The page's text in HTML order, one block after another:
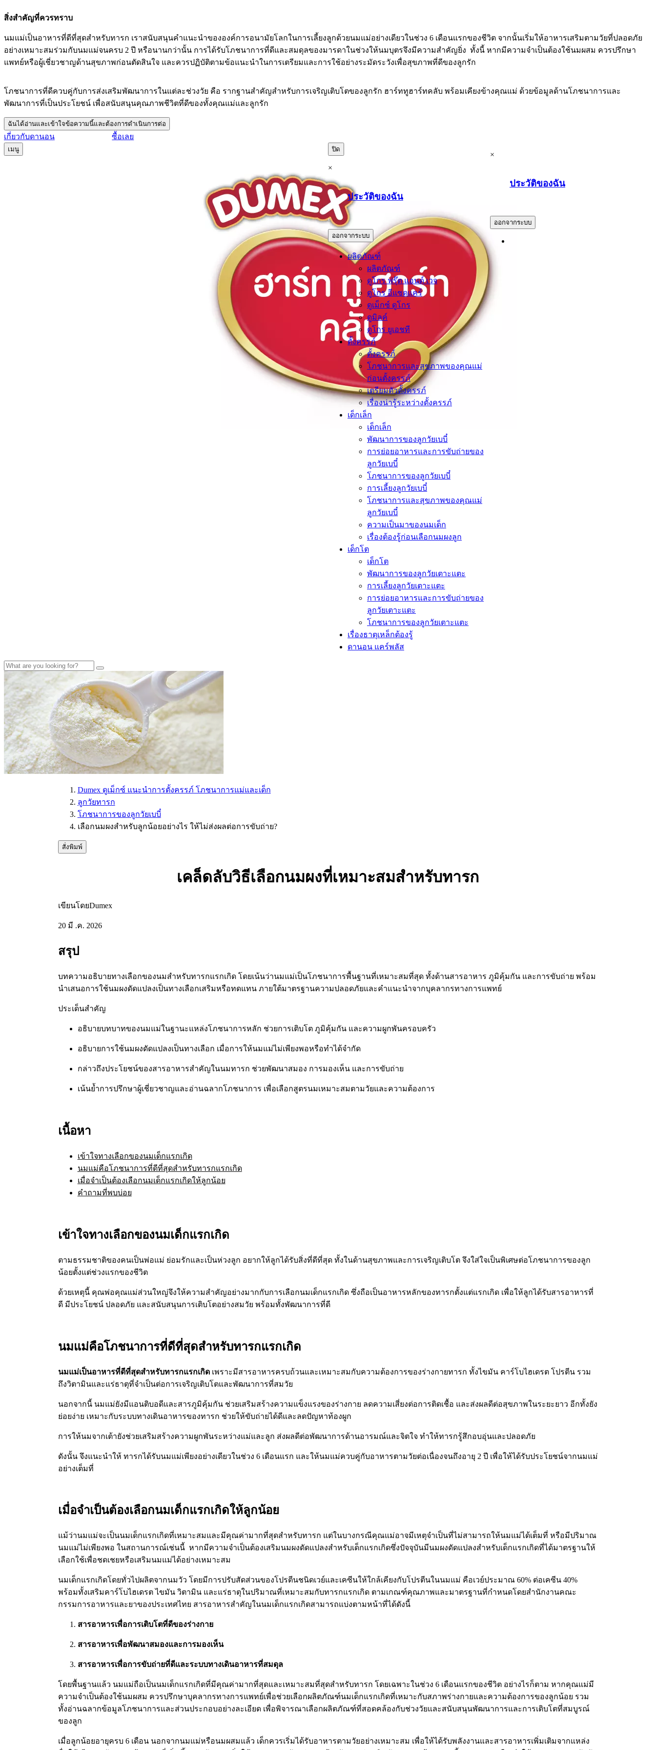
สิ่งสำคัญที่ควรทราบ
นมแม่เป็นอาหารที่ดีที่สุดสำหรับทารก เราสนับสนุนคำแนะนำขององค์การอนามัยโลกในการเลี้ยงลูกด้วยนมแม่อย่างเดียวในช่วง 6 เดือนแรกของชีวิต จากนั้นเริ่มให้อาหารเสริมตามวัยที่ปลอดภัย
อย่างเหมาะสมร่วมกับนมแม่จนครบ 2 ปี หรือนานกว่านั้น การได้รับโภชนาการที่ดีและสมดุลของมารดาในช่วงให้นมบุตรจึงมีความสำคัญยิ่ง ทั้งนี้ หากมีความจำเป็นต้องใช้นมผสม ควรปรึกษา
แพทย์หรือผู้เชี่ยวชาญด้านสุขภาพก่อนตัดสินใจ และควรปฏิบัติตามข้อแนะนำในการเตรียมและการใช้อย่างระมัดระวังเพื่อสุขภาพที่ดีของลูกรัก
โภชนาการที่ดีควบคู่กับการส่งเสริมพัฒนาการในแต่ละช่วงวัย คือ รากฐานสำคัญสำหรับการเจริญเติบโตของลูกรัก ฮาร์ททูฮาร์ทคลับ พร้อมเคียงข้างคุณแม่ ด้วยข้อมูลด้านโภชนาการและ
พัฒนาการที่เป็นประโยชน์ เพื่อสนับสนุนคุณภาพชีวิตที่ดีของทั้งคุณแม่และลูกรัก
ฉันได้อ่านและเข้าใจข้อความนี้และต้องการดำเนินการต่อ
เกี่ยวกับดานอน ซื้อเลย
เมนู ปิด
×
ประวัติของฉัน
.
ออกจากระบบ
ผลิตภัณฑ์
ผลิตภัณฑ์
ดูโกร ฟรุ๊ต แอนด์ เวจ
ดูโกร อีแซดแคร์
ดูเม็กซ์ ดูโกร
ดูมิลค์
ดูโกร ยูเอชที
ตั้งครรภ์​
ตั้งครรภ์​
โภชนาการและสุขภาพของคุณแม่
ก่อนตั้งครรภ์
เตรียมตัวตั้งครรภ์
เรื่องน่ารู้ระหว่างตั้งครรภ์
เด็กเล็ก​
เด็กเล็ก​
พัฒนาการของลูกวัยเบบี๋
การย่อยอาหารและการขับถ่ายของ
ลูกวัยเบบี๋
โภชนาการของลูกวัยเบบี๋
การเลี้ยงลูกวัยเบบี๋
โภชนาการและสุขภาพของคุณแม่
ลูกวัยเบบี๋
ความเป็นมาของนมเด็ก
เรื่องต้องรู้ก่อนเลือกนมผงลูก​
เด็กโต​
เด็กโต​
พัฒนาการของลูกวัยเตาะแตะ
การเลี้ยงลูกวัยเตาะแตะ
การย่อยอาหารและการขับถ่ายของ
ลูกวัยเตาะแตะ
โภชนาการของลูกวัยเตาะแตะ
เรื่องธาตุเหล็กต้องรู้​
ดานอน แคร์พลัส
×
ประวัติของฉัน
ออกจากระบบ
Dumex ดูเม็กซ์ แนะนำการตั้งครรภ์ โภชนาการแม่และเด็ก
ลูกวัยทารก
โภชนาการของลูกวัยเบบี๋
เลือกนมผงสำหรับลูกน้อยอย่างไร ให้ไม่ส่งผลต่อการขับถ่าย?
สั่งพิมพ์
เคล็ดลับวิธีเลือกนมผงที่เหมาะสมสำหรับทารก
เขียนโดยDumex
20 มี .ค. 2026
สรุป
บทความอธิบายทางเลือกของนมสำหรับทารกแรกเกิด โดยเน้นว่านมแม่เป็นโภชนาการพื้นฐานที่เหมาะสมที่สุด ทั้งด้านสารอาหาร ภูมิคุ้มกัน และการขับถ่าย พร้อม
นำเสนอการใช้นมผงดัดแปลงเป็นทางเลือกเสริมหรือทดแทน ภายใต้มาตรฐานความปลอดภัยและคำแนะนำจากบุคลากรทางการแพทย์
ประเด็นสำคัญ
อธิบายบทบาทของนมแม่ในฐานะแหล่งโภชนาการหลัก ช่วยการเติบโต ภูมิคุ้มกัน และความผูกพันครอบครัว
อธิบายการใช้นมผงดัดแปลงเป็นทางเลือก เมื่อการให้นมแม่ไม่เพียงพอหรือทำได้จำกัด
กล่าวถึงประโยชน์ของสารอาหารสำคัญในนมทารก ช่วยพัฒนาสมอง การมองเห็น และการขับถ่าย
เน้นย้ำการปรึกษาผู้เชี่ยวชาญและอ่านฉลากโภชนาการ เพื่อเลือกสูตรนมเหมาะสมตามวัยและความต้องการ
เนื้อหา
เข้าใจทางเลือกของนมเด็กแรกเกิด
นมแม่คือโภชนาการที่ดีที่สุดสำหรับทารกแรกเกิด
เมื่อจำเป็นต้องเลือกนมเด็กแรกเกิดให้ลูกน้อย
คำถามที่พบบ่อย
เข้าใจทางเลือกของนมเด็กแรกเกิด
ตามธรรมชาติของคนเป็นพ่อแม่ ย่อมรักและเป็นห่วงลูก อยากให้ลูกได้รับสิ่งที่ดีที่สุด ทั้งในด้านสุขภาพและการเจริญเติบโต จึงใส่ใจเป็นพิเศษต่อโภชนาการของลูก
น้อยตั้งแต่ช่วงแรกของชีวิต
ด้วยเหตุนี้ คุณพ่อคุณแม่ส่วนใหญ่จึงให้ความสำคัญอย่างมากกับการเลือกนมเด็กแรกเกิด ซึ่งถือเป็นอาหารหลักของทารกตั้งแต่แรกเกิด เพื่อให้ลูกได้รับสารอาหารที่
ดี มีประโยชน์ ปลอดภัย และสนับสนุนการเติบโตอย่างสมวัย พร้อมทั้งพัฒนาการที่ดี
นมแม่คือโภชนาการที่ดีที่สุดสำหรับทารกแรกเกิด
นมแม่เป็นอาหารที่ดีที่สุดสำหรับทารกแรกเกิดเพราะมีสารอาหารครบถ้วนและเหมาะสมกับความต้องการของร่างกายทารก ทั้งไขมัน คาร์โบไฮเดรต โปรตีน รวม
ถึงวิตามินและแร่ธาตุที่จำเป็นต่อการเจริญเติบโตและพัฒนาการที่สมวัย
นอกจากนี้ นมแม่ยังมีแอนติบอดีและสารภูมิคุ้มกัน ช่วยเสริมสร้างความแข็งแรงของร่างกาย ลดความเสี่ยงต่อการติดเชื้อ และส่งผลดีต่อสุขภาพในระยะยาว อีกทั้งยัง
ย่อยง่าย เหมาะกับระบบทางเดินอาหารของทารก ช่วยให้ขับถ่ายได้ดีและลดปัญหาท้องผูก
การให้นมจากเต้ายังช่วยเสริมสร้างความผูกพันระหว่างแม่และลูก ส่งผลดีต่อพัฒนาการด้านอารมณ์และจิตใจ ทำให้ทารกรู้สึกอบอุ่นและปลอดภัย
ดังนั้น จึงแนะนำให้ ทารกได้รับนมแม่เพียงอย่างเดียวในช่วง 6 เดือนแรก และให้นมแม่ควบคู่กับอาหารตามวัยต่อเนื่องจนถึงอายุ 2 ปี เพื่อให้ได้รับประโยชน์จากนมแม่
อย่างเต็มที่
เมื่อจำเป็นต้องเลือกนมเด็กแรกเกิดให้ลูกน้อย
แม้ว่านมแม่จะเป็นนมเด็กแรกเกิดที่เหมาะสมและมีคุณค่ามากที่สุดสำหรับทารก แต่ในบางกรณีคุณแม่อาจมีเหตุจำเป็นที่ไม่สามารถให้นมแม่ได้เต็มที่ หรือมีปริมาณ
นมแม่ไม่เพียงพอ ในสถานการณ์เช่นนี้ หากมีความจำเป็นต้องเสริมนมผงดัดแปลงสำหรับเด็กแรกเกิดซึ่งปัจจุบันมีนมผงดัดแปลงสำหรับเด็กแรกเกิดที่ได้มาตรฐานให้
เลือกใช้เพื่อชดเชยหรือเสริมนมแม่ได้อย่างเหมาะสม
นมเด็กแรกเกิดโดยทั่วไปผลิตจากนมวัว โดยมีการปรับสัดส่วนของโปรตีนชนิดเวย์และเคซีนให้ใกล้เคียงกับโปรตีนในนมแม่ คือเวย์ประมาณ 60% ต่อเคซีน 40%
พร้อมทั้งเสริมคาร์โบไฮเดรต ไขมัน วิตามิน และแร่ธาตุในปริมาณที่เหมาะสมกับทารกแรกเกิด ตามเกณฑ์คุณภาพและมาตรฐานที่กำหนดโดยสำนักงานคณะ
กรรมการอาหารและยาของประเทศไทย สารอาหารสำคัญในนมเด็กแรกเกิดสามารถแบ่งตามหน้าที่ได้ดังนี้
สารอาหารเพื่อการเติบโตที่ดีของร่างกาย
สารอาหารเพื่อพัฒนาสมองและการมองเห็น
สารอาหารเพื่อการขับถ่ายที่ดีและระบบทางเดินอาหารที่สมดุล
โดยพื้นฐานแล้ว นมแม่ถือเป็นนมเด็กแรกเกิดที่มีคุณค่ามากที่สุดและเหมาะสมที่สุดสำหรับทารก โดยเฉพาะในช่วง 6 เดือนแรกของชีวิต อย่างไรก็ตาม หากคุณแม่มี
ความจำเป็นต้องใช้นมผสม ควรปรึกษาบุคลากรทางการแพทย์เพื่อช่วยเลือกผลิตภัณฑ์นมเด็กแรกเกิดที่เหมาะกับสภาพร่างกายและความต้องการของลูกน้อย รวม
ทั้งอ่านฉลากข้อมูลโภชนาการและส่วนประกอบอย่างละเอียด เพื่อพิจารณาเลือกผลิตภัณฑ์ที่สอดคล้องกับช่วงวัยและสนับสนุนพัฒนาการและการเติบโตที่สมบูรณ์
ของลูก
เมื่อลูกน้อยอายุครบ 6 เดือน นอกจากนมแม่หรือนมผสมแล้ว เด็กควรเริ่มได้รับอาหารตามวัยอย่างเหมาะสม เพื่อให้ได้รับพลังงานและสารอาหารเพิ่มเติมจากแหล่ง